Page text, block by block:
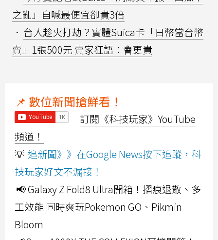
之亂」自喊最便宜卻貴3倍
． 台人趁火打劫？實體Suica卡「日幣當台幣
賣」1張500元 賣家狂語：會更貴
📌 數位新聞搶鮮看！
訂閱《科技玩家》YouTube
頻道！
💡 追新聞》》在Google News按下追蹤，科
技玩家好文不漏接！
📢 Galaxy Z Fold8 Ultra開箱！摺痕退散、多
工效能 同時爽玩Pokemon GO、Pikmin
Bloom